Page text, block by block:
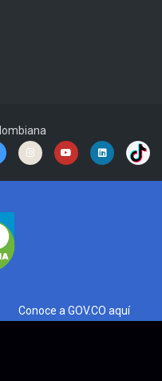
Conoce a GOV.CO aquí